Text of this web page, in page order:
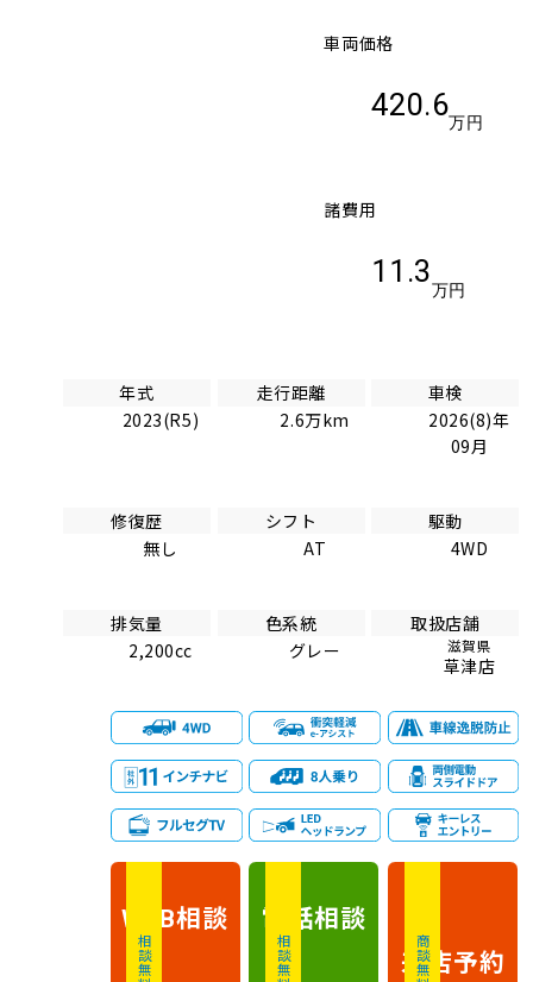
車両価格
420.6
万円
諸費用
11.3
万円
年式
2023(R5)
走行距離
2.6万km
車検
2026(8)年
09月
修復歴
無し
シフト
AT
駆動
4WD
排気量
2,200cc
色系統
グレー
取扱店舗
滋賀県
草津店
相談無料
WEB相談
相談無料
電話相談
商談無料
来店予約